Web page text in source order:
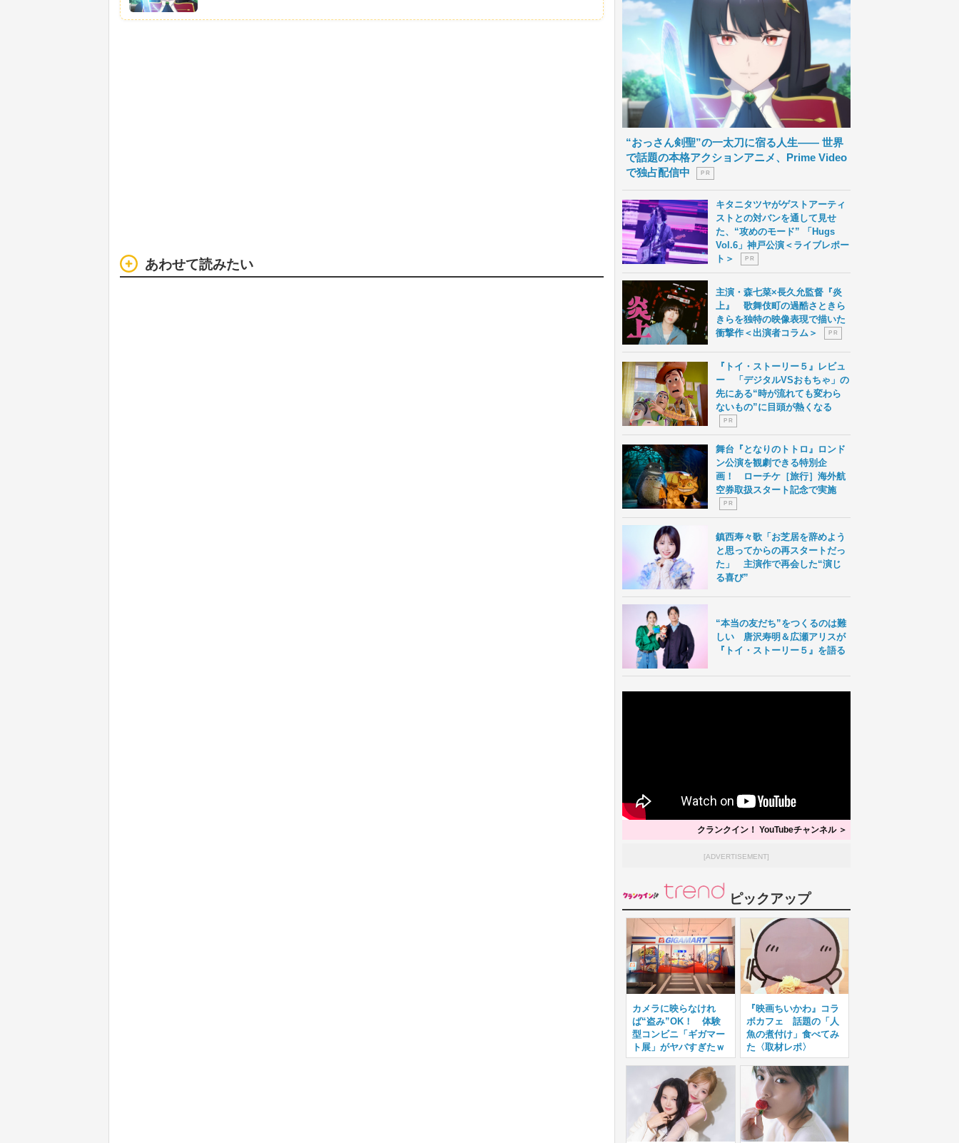
あわせて読みたい
“おっさん剣聖”の一太刀に宿る人生―― 世界
で話題の本格アクションアニメ、Prime Video
で独占配信中
P R
キタニタツヤがゲストアーティ
ストとの対バンを通して見せ
た、“攻めのモード” 「Hugs
Vol.6」神戸公演＜ライブレポー
ト＞
P R
主演・森七菜×長久允監督『炎
上』 歌舞伎町の過酷さときら
きらを独特の映像表現で描いた
衝撃作＜出演者コラム＞
P R
『トイ・ストーリー５』レビュ
ー 「デジタルVSおもちゃ」の
先にある“時が流れても変わら
ないもの”に目頭が熱くなる
P R
舞台『となりのトトロ』ロンド
ン公演を観劇できる特別企
画！ ローチケ［旅行］海外航
空券取扱スタート記念で実施
P R
鎮西寿々歌「お芝居を辞めよう
と思ってからの再スタートだっ
た」 主演作で再会した“演じ
る喜び”
“本当の友だち”をつくるのは難
しい 唐沢寿明＆広瀬アリスが
『トイ・ストーリー５』を語る
クランクイン！ YouTubeチャンネル ＞
[ADVERTISEMENT]
ピックアップ
カメラに映らなけれ
ば“盗み”OK！ 体験
型コンビニ「ギガマー
ト展」がヤバすぎたｗ
『映画ちいかわ』コラ
ボカフェ 話題の「人
魚の煮付け」食べてみ
た〈取材レポ〉